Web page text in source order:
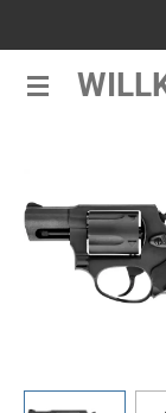
springen